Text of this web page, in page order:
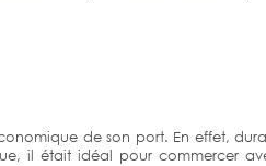
de son port. En effet,
il était idéal pour commercer